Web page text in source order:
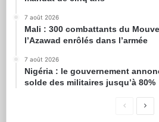
7 août 2026
Mali : 300 combattants du
l’Azawad enrôlés dans l’armée
7 août 2026
Nigéria : le gouvernement
solde des militaires jusqu’à 80%